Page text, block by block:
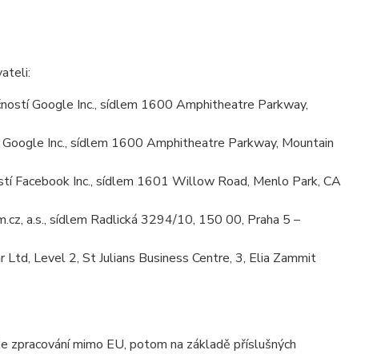
Google Inc., sídlem 1600 Amphitheatre Parkway,
Inc., sídlem 1600 Amphitheatre Parkway, Mountain
Facebook Inc., sídlem 1601 Willow Road, Menlo Park, CA
a.s., sídlem Radlická 3294/10, 150 00, Praha 5 –
Level 2, St Julians Business Centre, 3, Elia Zammit
zpracování mimo EU, potom na základě příslušných